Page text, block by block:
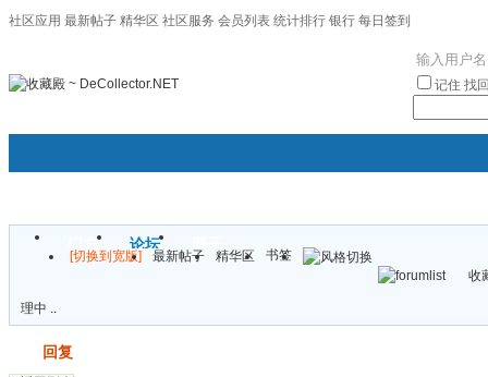
社区应用 最新帖子 精华区 社区服务 会员列表 统计排行 银行 每日签到
记住 找
门户 论坛
[切换到宽版] 最新帖子 精华区
书签
收
理中 ..
回复